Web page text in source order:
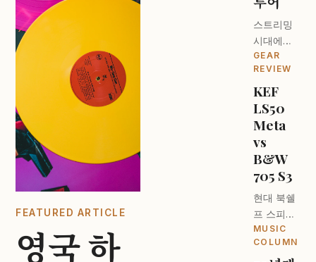
FEATURED ARTICLE
영국 하
스트리밍
시대에도
턴테이블
이 돌아가
는 이유. 런
던 오디오
파일들의
성지를 찾
아서.
GEAR
REVIEW
KEF
LS50
Meta
vs
B&W
705 S3
현대 북쉘
프 스피커
의 최강자
는 누구인
MUSIC
COLUMN